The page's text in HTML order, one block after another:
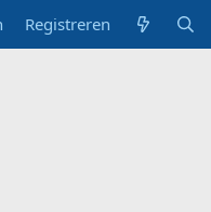
Registreren